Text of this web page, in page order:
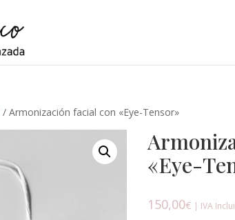
/ Armonización facial con «Eye-Tensor»
«Eye-
150,00€ | IVA